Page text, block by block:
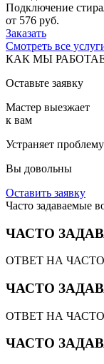
Подключение
от 576 руб.
Заказать
Смотреть все
КАК МЫ
Оставьте заявку
Мастер выезжает
к вам
Устраняет проблему
Вы довольны
Оставить заявку
Часто задаваемые
ЧАСТО
ОТВЕТ НА
ЧАСТО
ОТВЕТ НА
ЧАСТО